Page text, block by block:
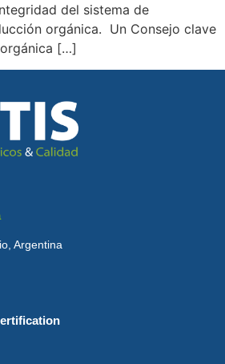
del sistema de
orgánica. Un Consejo clave
[…]
Argentina